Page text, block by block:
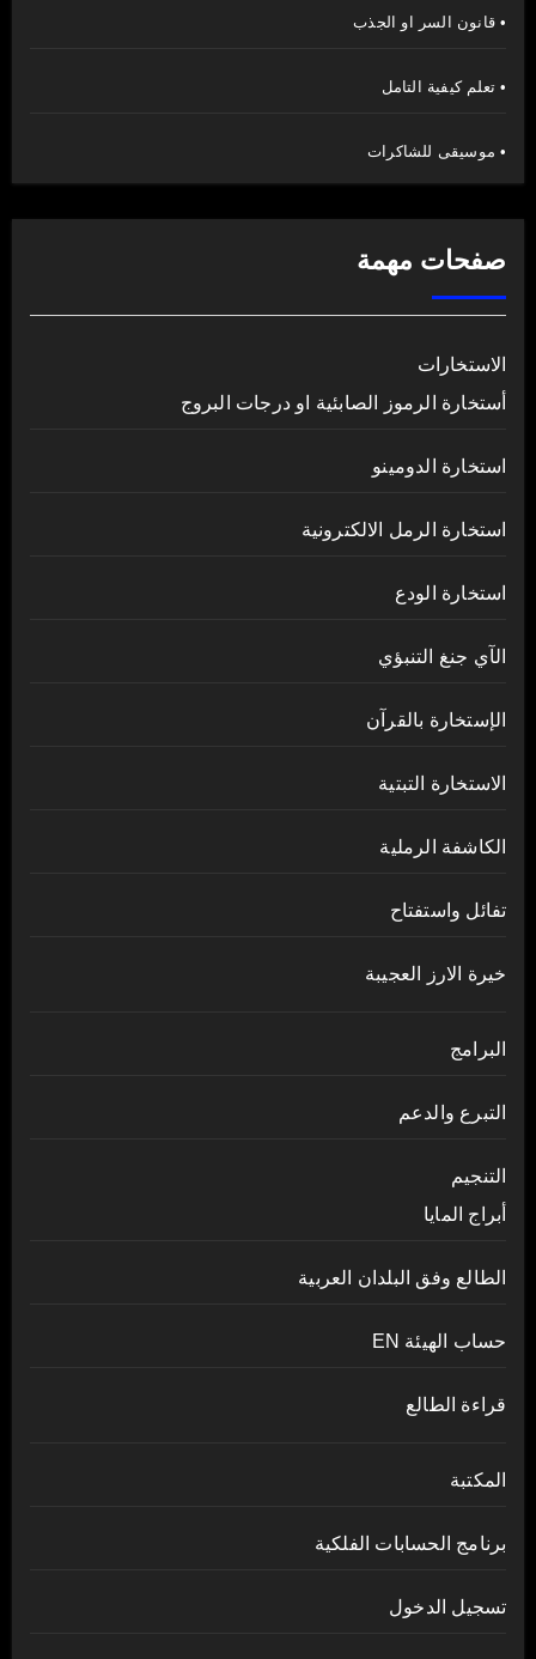
• قانون السر او الجذب
• تعلم كيفية التامل
• موسيقى للشاكرات
صفحات مهمة
الاستخارات
أستخارة الرموز الصابئية او درجات البروج
استخارة الدومينو
استخارة الرمل الالكترونية
استخارة الودع
الآي جنغ التنبؤي
الإستخارة بالقرآن
الاستخارة التبتية
الكاشفة الرملية
تفائل واستفتاح
خيرة الارز العجيبة
البرامج
التبرع والدعم
التنجيم
أبراج المايا
الطالع وفق البلدان العربية
حساب الهيئة EN
قراءة الطالع
المكتبة
برنامج الحسابات الفلكية
تسجيل الدخول